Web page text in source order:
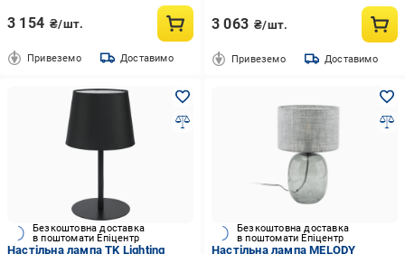
3 154 ₴/шт.
Привеземо Доставимо
3 063 ₴/шт.
Привеземо Доставимо
Безкоштовна доставка
в поштомати Епіцентр
Настільна лампа TK Lighting
Безкоштовна доставка
в поштомати Епіцентр
Настільна лампа MELODY